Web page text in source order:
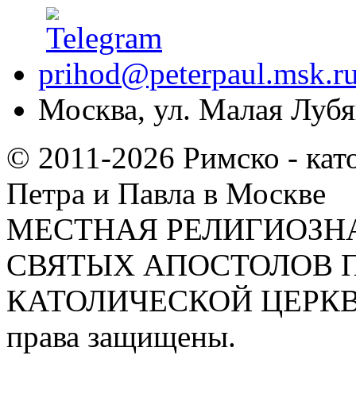
Москва, ул. Малая
© 2011-2026 Римско -
Петра и Павла в Москве
МЕСТНАЯ
СВЯТЫХ АПОСТОЛОВ
КАТОЛИЧЕСКОЙ
права защищены.